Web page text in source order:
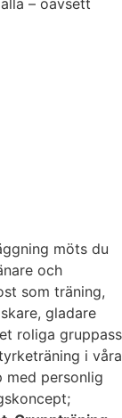
möts du
och
som träning,
gladare
roliga gruppass
i våra
med personlig